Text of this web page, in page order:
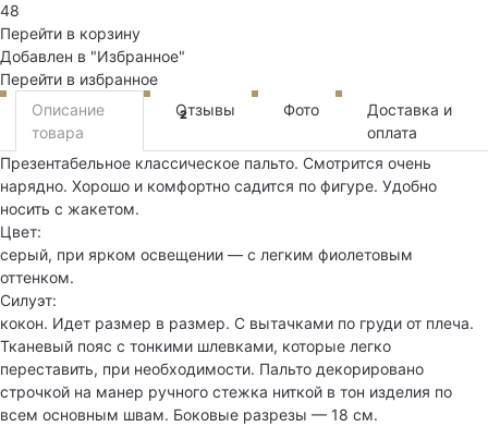
48
Перейти в корзину
Добавлен в "Избранное"
Перейти в избранное
Описание
товара
Отзывы
2 Фото
Доставка и
оплата
Презентабельное классическое пальто. Смотрится очень
нарядно. Хорошо и комфортно садится по фигуре. Удобно
носить с жакетом.
Цвет:
серый, при ярком освещении — с легким фиолетовым
оттенком.
Силуэт:
кокон. Идет размер в размер. С вытачками по груди от плеча.
Тканевый пояс с тонкими шлевками, которые легко
переставить, при необходимости. Пальто декорировано
строчкой на манер ручного стежка ниткой в тон изделия по
всем основным швам. Боковые разрезы — 18 см.